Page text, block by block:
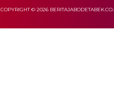
COPYRIGHT © 2026